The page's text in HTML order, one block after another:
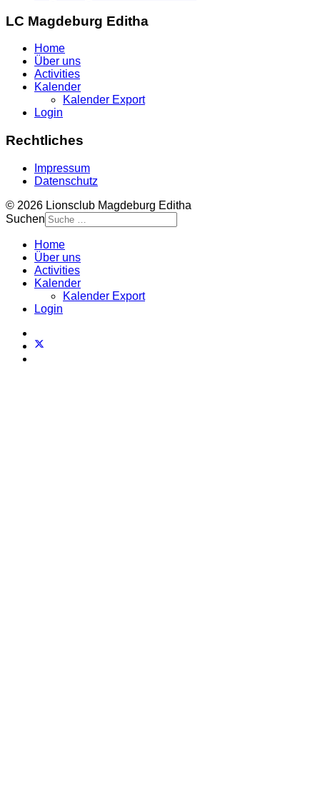
LC Magdeburg Editha
Home
Über uns
Activities
Kalender
Kalender Export
Login
Rechtliches
Impressum
Datenschutz
© 2026 Lionsclub Magdeburg Editha
Suchen
Home
Über uns
Activities
Kalender
Kalender Export
Login